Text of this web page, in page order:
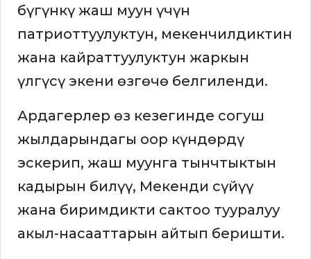
бүгүнкү жаш муун үчүн
патриоттуулуктун, мекенчилдиктин
жана кайраттуулуктун жаркын
үлгүсү экени өзгөчө белгиленди.
Ардагерлер өз кезегинде согуш
жылдарындагы оор күндөрдү
эскерип, жаш муунга тынчтыктын
кадырын билүү, Мекенди сүйүү
жана биримдикти сактоо тууралуу
акыл-насааттарын айтып беришти.